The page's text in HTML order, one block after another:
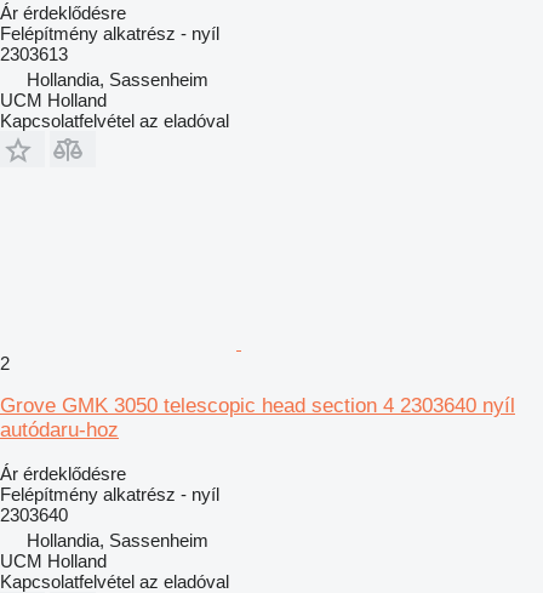
Ár érdeklődésre
Felépítmény alkatrész - nyíl
2303613
Hollandia, Sassenheim
UCM Holland
Kapcsolatfelvétel az eladóval
2
Grove GMK 3050 telescopic head section 4 2303640 nyíl
autódaru-hoz
Ár érdeklődésre
Felépítmény alkatrész - nyíl
2303640
Hollandia, Sassenheim
UCM Holland
Kapcsolatfelvétel az eladóval